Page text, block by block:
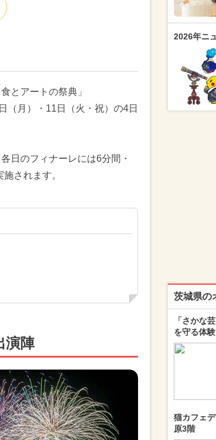
とアートの祭典」
（月）・11日（火・祝）の4日
日のフィナーレには6分間・
されます。
演陣
2026年ニ
茨城県の
「さかな
を守る体験
猫カフェ
原3階